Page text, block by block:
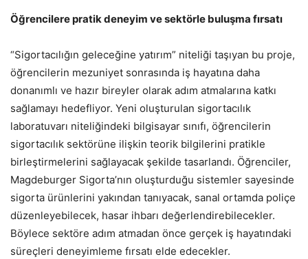
Öğrencilere pratik deneyim ve sektörle buluşma fırsatı
“Sigortacılığın geleceğine yatırım” niteliği taşıyan bu proje,
öğrencilerin mezuniyet sonrasında iş hayatına daha
donanımlı ve hazır bireyler olarak adım atmalarına katkı
sağlamayı hedefliyor. Yeni oluşturulan sigortacılık
laboratuvarı niteliğindeki bilgisayar sınıfı, öğrencilerin
sigortacılık sektörüne ilişkin teorik bilgilerini pratikle
birleştirmelerini sağlayacak şekilde tasarlandı. Öğrenciler,
Magdeburger Sigorta’nın oluşturduğu sistemler sayesinde
sigorta ürünlerini yakından tanıyacak, sanal ortamda poliçe
düzenleyebilecek, hasar ihbarı değerlendirebilecekler.
Böylece sektöre adım atmadan önce gerçek iş hayatındaki
süreçleri deneyimleme fırsatı elde edecekler.